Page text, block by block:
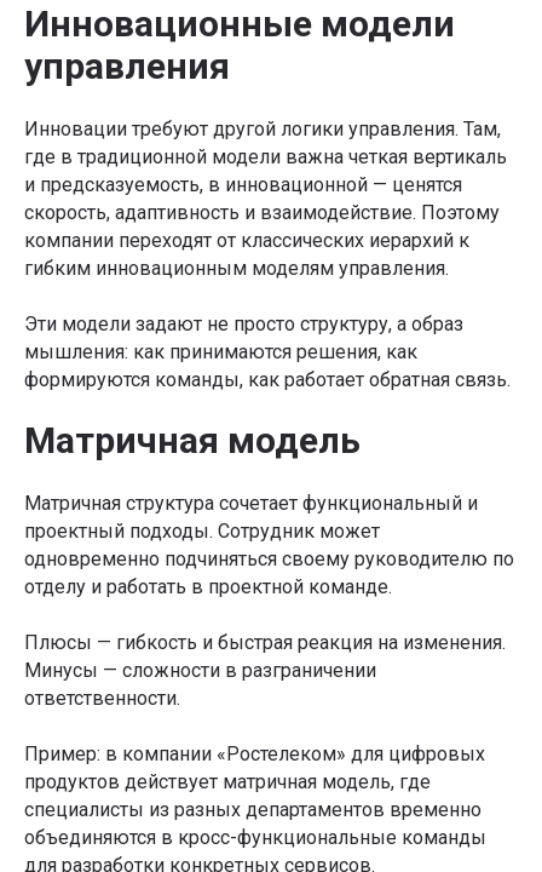
Инновационные модели
управления
Инновации требуют другой логики управления. Там,
где в традиционной модели важна четкая вертикаль
и предсказуемость, в инновационной — ценятся
скорость, адаптивность и взаимодействие. Поэтому
компании переходят от классических иерархий к
гибким инновационным моделям управления.
Эти модели задают не просто структуру, а образ
мышления: как принимаются решения, как
формируются команды, как работает обратная связь.
Матричная модель
Матричная структура сочетает функциональный и
проектный подходы. Сотрудник может
одновременно подчиняться своему руководителю по
отделу и работать в проектной команде.
Плюсы — гибкость и быстрая реакция на изменения.
Минусы — сложности в разграничении
ответственности.
Пример: в компании «Ростелеком» для цифровых
продуктов действует матричная модель, где
специалисты из разных департаментов временно
объединяются в кросс-функциональные команды
для разработки конкретных сервисов.
Я даюСогласие на получение информационно-
рекламных рассылок
Подписаться
Телеграм-канал Product Lab